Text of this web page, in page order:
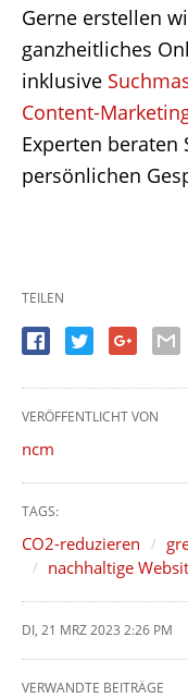
Gerne erstellen
ganzheitliches
inklusive
Content-
Experten beraten
persönlichen
TEILEN
VERÖFFENTLICHT VON
ncm
TAGS:
CO2-reduzieren
nachhaltige
DI, 21 MRZ 2023 2:26 PM
VERWANDTE BEITRÄGE